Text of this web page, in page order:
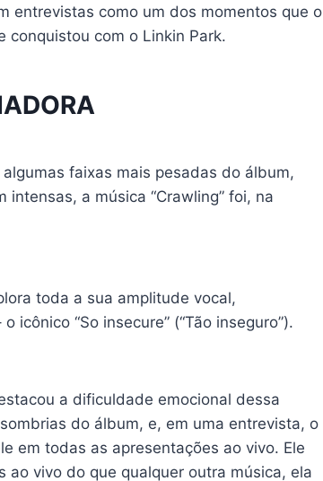
entrevistas como um dos momentos que o
conquistou com o Linkin Park.
faixas mais pesadas do álbum,
intensas, a música “Crawling” foi, na
toda a sua amplitude vocal,
icônico “So insecure” (“Tão inseguro”).
a dificuldade emocional dessa
do álbum, e, em uma entrevista, o
em todas as apresentações ao vivo. Ele
ao vivo do que qualquer outra música, ela